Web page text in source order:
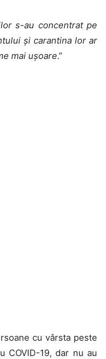
s-au concentrat pe
și carantina lor ar
mai ușoare.”
cu vârsta peste
COVID-19, dar nu au